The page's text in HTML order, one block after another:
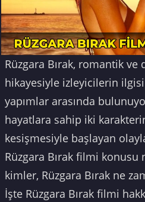
Rüzgara Bırak, romantik
hikayesiyle izleyicilerin
yapımlar arasında
hayatlara sahip iki
kesişmesiyle başlayan
Rüzgara Bırak filmi konusu
kimler, Rüzgara Bırak ne
İşte Rüzgara Bırak filmi